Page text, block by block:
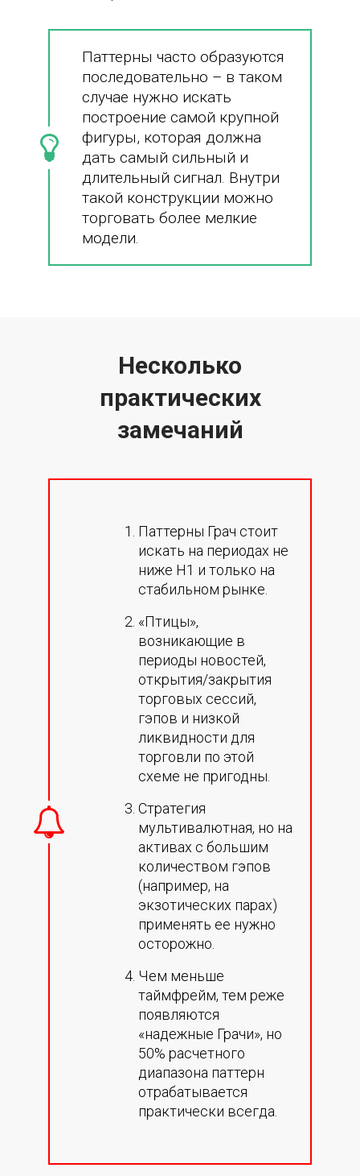
Паттерны часто образуются
последовательно – в таком
случае нужно искать
построение самой крупной
фигуры, которая должна
дать самый сильный и
длительный сигнал. Внутри
такой конструкции можно
торговать более мелкие
модели.
Несколько
практических
замечаний
Паттерны Грач стоит
искать на периодах не
ниже H1 и только на
стабильном рынке.
«Птицы»,
возникающие в
периоды новостей,
открытия/закрытия
торговых сессий,
гэпов и низкой
ликвидности для
торговли по этой
схеме не пригодны.
Стратегия
мультивалютная, но на
активах с большим
количеством гэпов
(например, на
экзотических парах)
применять ее нужно
осторожно.
Чем меньше
таймфрейм, тем реже
появляются
«надежные Грачи», но
50% расчетного
диапазона паттерн
отрабатывается
практически всегда.